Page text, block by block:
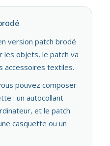
version patch brodé
les objets, le patch va
accessoires textiles.
pouvez composer
: un autocollant
et le patch
casquette ou un